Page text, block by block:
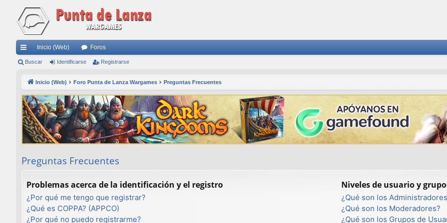
nl
rá
pi
do
Inicio (Web) Foros
Buscar Identificarse Registrarse
Inicio (Web) Foro Punta de Lanza Wargames Preguntas Frecuentes
Preguntas Frecuentes
Problemas acerca de la identificación y el registro
¿Por qué me tengo que registrar?
¿Qué es COPPA? (APPCO)
¿Por qué no puedo registrarme?
Niveles de usuario y
¿Qué son los
¿Qué son los Moderadores?
¿Qué son los Grupos de